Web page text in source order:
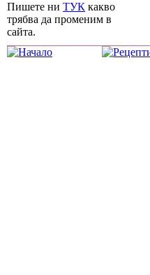
Пишете ни ТУК какво
трябва да променим в
сайта.